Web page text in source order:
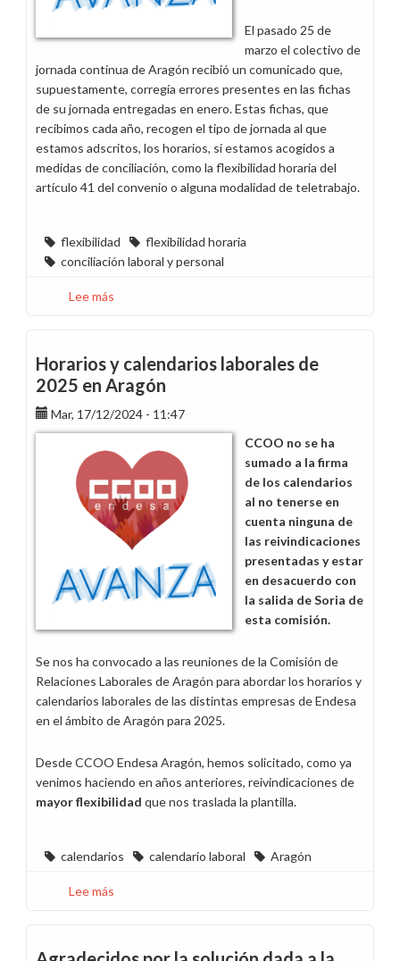
Zaragoza
El pasado 25 de
marzo el colectivo de
jornada continua de Aragón recibió un comunicado que,
supuestamente, corregía errores presentes en las fichas
de su jornada entregadas en enero. Estas fichas, que
recibimos cada año, recogen el tipo de jornada al que
estamos adscritos, los horarios, si estamos acogidos a
medidas de conciliación, como la flexibilidad horaria del
artículo 41 del convenio o alguna modalidad de teletrabajo.
flexibilidad
flexibilidad horaria
conciliación laboral y personal
Lee más
modificación
en
la
flexibilidad
en
horarios
de
jornada
continua
de
Aragón
Horarios y calendarios laborales de
2025 en Aragón
Mar, 17/12/2024 - 11:47
CCOO no se ha
sumado a la firma
de los calendarios
al no tenerse en
cuenta ninguna de
las reivindicaciones
presentadas y estar
en desacuerdo con
la salida de Soria de
esta comisión.
Se nos ha convocado a las reuniones de la Comisión de
Relaciones Laborales de Aragón para abordar los horarios y
calendarios laborales de las distintas empresas de Endesa
en el ámbito de Aragón para 2025.
Desde CCOO Endesa Aragón, hemos solicitado, como ya
venimos haciendo en años anteriores, reivindicaciones de
mayor flexibilidad que nos traslada la plantilla.
calendarios calendario laboral Aragón
Lee más
calendarios